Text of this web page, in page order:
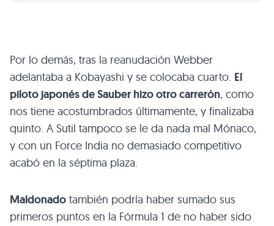
Por lo demás, tras la reanudación Webber
adelantaba a Kobayashi y se colocaba cuarto. El
piloto japonés de Sauber hizo otro carrerón, como
nos tiene acostumbrados últimamente, y finalizaba
quinto. A Sutil tampoco se le da nada mal Mónaco,
y con un Force India no demasiado competitivo
acabó en la séptima plaza.
Maldonado también podría haber sumado sus
primeros puntos en la Fórmula 1 de no haber sido